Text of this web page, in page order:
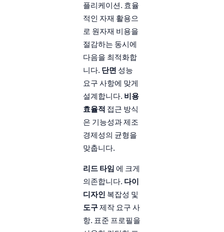
플리케이션. 효율
적인 자재 활용으
로 원자재 비용을
절감하는 동시에
다음을 최적화합
니다. 단면 성능
요구 사항에 맞게
설계합니다. 비용
효율적 접근 방식
은 기능성과 제조
경제성의 균형을
맞춥니다.
리드 타임 에 크게
의존합니다. 다이
디자인 복잡성 및
도구제작 요구 사
항. 표준 프로필을